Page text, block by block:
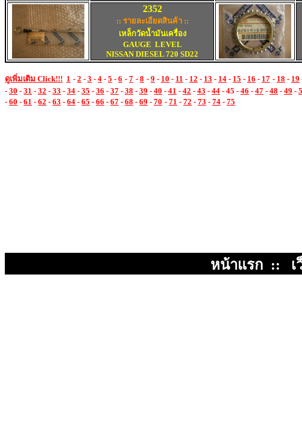
2352
:: รายละเอียดสินค้า ::
เหล็กวัดน้ำมันเครื่อง
GAUGE LEVEL
NISSAN DIESEL 720 SD22
ดูเพิ่มเติม Click!!! 1 - 2 - 3 - 4 - 5 - 6 - 7 - 8 - 9 - 10 - 11 - 12 - 13 - 14 - 15 - 16 - 17 - 18 - 19
- 30 - 31 - 32 - 33 - 34 - 35 - 36 - 37 - 38 - 39 - 40 - 41 - 42 - 43 - 44 - 45 - 46 - 47 - 48 - 49 -
- 60 - 61 - 62 - 63 - 64 - 65 - 66 - 67 - 68 - 69 - 70 - 71 - 72 - 73 - 74 - 75
หน้าแรก ::